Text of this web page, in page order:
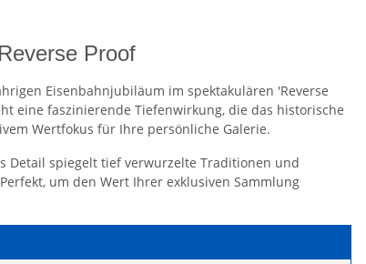
Proof
Eisenbahnjubiläum im spektakulären 'Reverse
eine faszinierende Tiefenwirkung, die das historische
Wertfokus für Ihre persönliche Galerie.
Detail spiegelt tief verwurzelte Traditionen und
um den Wert Ihrer exklusiven Sammlung